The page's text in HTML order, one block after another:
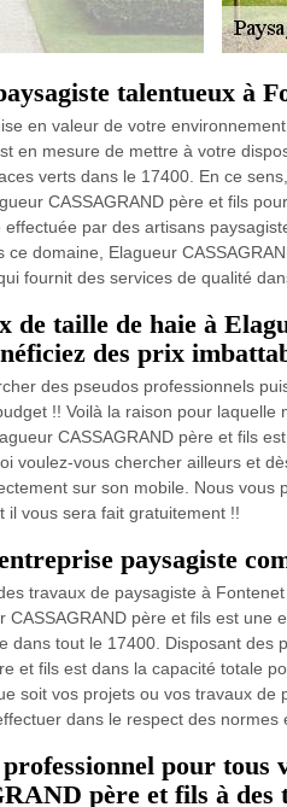
talentueux à
en valeur de votre
en mesure de mettre à votre
verts dans le 17400. En ce
CASSAGRAND père et fils
effectuée par des artisans
ce domaine, Elagueur
fournit des services de qualité
de taille de haie à
des prix
des pseudos professionnels
!! Voilà la raison pour
CASSAGRAND père et fils
voulez-vous chercher ailleurs et
sur son mobile. Nous
il vous sera fait gratuitement !!
paysagiste
travaux de paysagiste à
CASSAGRAND père et fils est une
dans tout le 17400. Disposant des
et fils est dans la capacité totale
soit vos projets ou vos travaux
dans le respect des normes
pour tous
père et fils à